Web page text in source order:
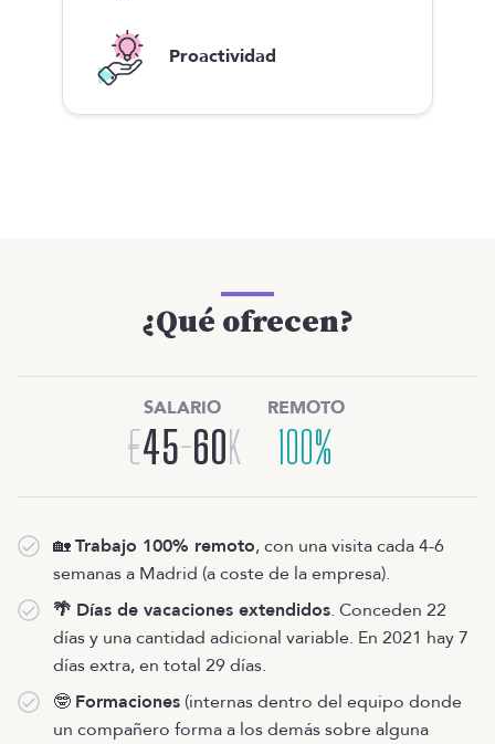
Proactividad
¿Qué ofrecen?
SALARIO
€45-60K
REMOTO
100%
🏡Trabajo 100% remoto, con una visita cada 4-6
semanas a Madrid (a coste de la empresa).
🌴 Días de vacaciones extendidos. Conceden 22
días y una cantidad adicional variable. En 2021 hay 7
días extra, en total 29 días.
🤓 Formaciones (internas dentro del equipo donde
un compañero forma a los demás sobre alguna